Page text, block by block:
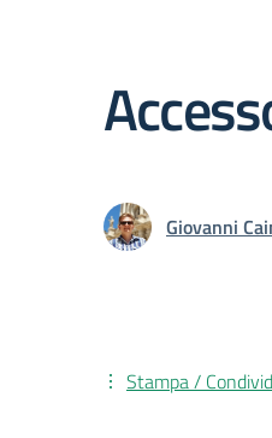
Giovanni
Stampa /